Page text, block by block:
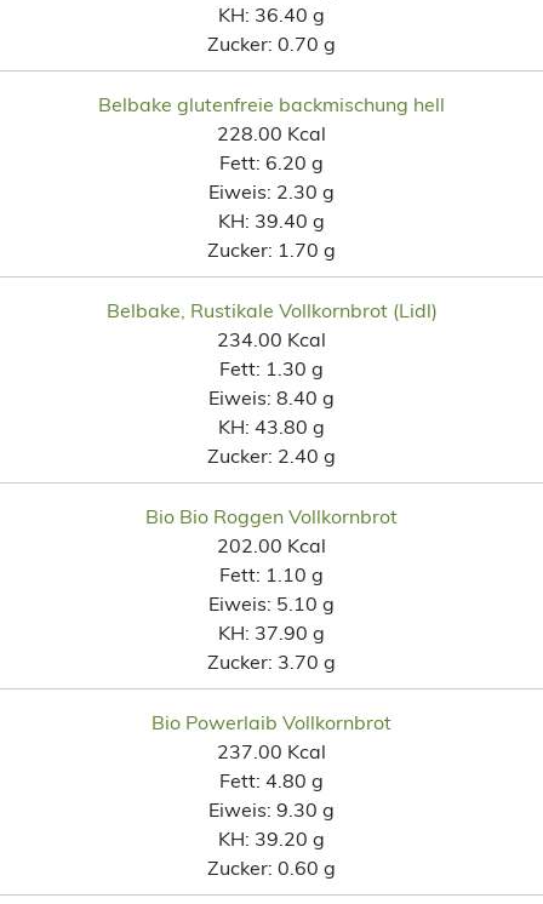
KH: 36.40 g
Zucker: 0.70 g
Belbake glutenfreie backmischung hell
228.00 Kcal
Fett: 6.20 g
Eiweis: 2.30 g
KH: 39.40 g
Zucker: 1.70 g
Belbake, Rustikale Vollkornbrot (Lidl)
234.00 Kcal
Fett: 1.30 g
Eiweis: 8.40 g
KH: 43.80 g
Zucker: 2.40 g
Bio Bio Roggen Vollkornbrot
202.00 Kcal
Fett: 1.10 g
Eiweis: 5.10 g
KH: 37.90 g
Zucker: 3.70 g
Bio Powerlaib Vollkornbrot
237.00 Kcal
Fett: 4.80 g
Eiweis: 9.30 g
KH: 39.20 g
Zucker: 0.60 g